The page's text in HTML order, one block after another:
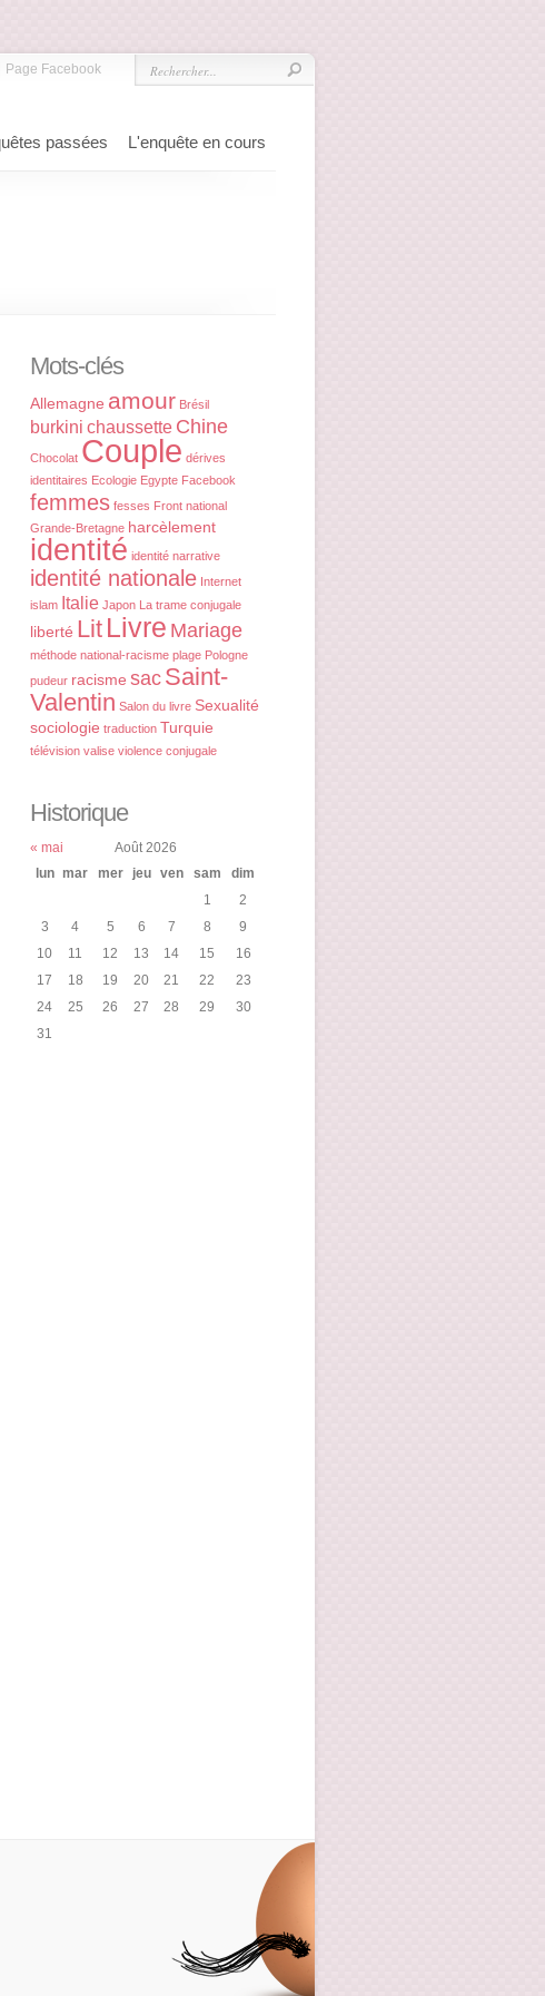
passées L'enquête en cours
Page Facebook
Mots-clés
Allemagne amour Brésil
burkini chaussette Chine
Chocolat Couple dérives
identitaires Ecologie Egypte Facebook
femmes fesses Front national
Grande-Bretagne harcèlement
identité identité narrative
identité nationale Internet
islam Italie Japon La trame conjugale
liberté Lit Livre Mariage
méthode national-racisme plage Pologne
pudeur racisme sac Saint-
Valentin Salon du livre Sexualité
sociologie traduction Turquie
télévision valise violence conjugale
Historique
« mai
Août 2026
lun mar mer jeu ven sam
dim
1
2
3
4 5 6 7 8
9
10
11 12 13 14 15
16
17
18 19 20 21 22
23
24
25 26 27 28 29
30
31